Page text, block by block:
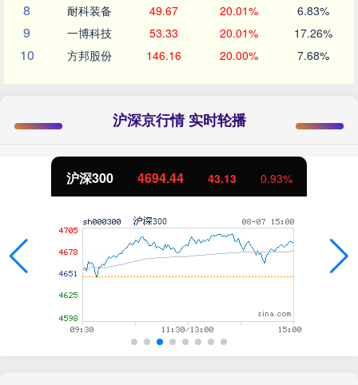
8 耐科装备 49.67 20.01% 6.83%
9 一博科技 53.33 20.01% 17.26%
10 方邦股份 146.16 20.00% 7.68%
沪深京行情 实时轮播
43.13 0.93% 北证50